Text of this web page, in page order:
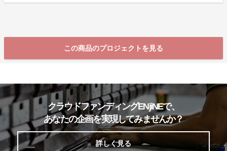
この商品のプロジェクトを見る
クラウドファンディングENjiNEで、
あなたの企画を実現してみませんか？
詳しく見る